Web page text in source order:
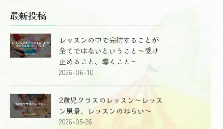
最新投稿
レッスンの中で完結することが
全てではないということ～受け
止めること、導くこと～
2026-06-10
2歳児クラスのレッスン～レッス
ン風景、レッスンのねらい～
2026-05-26